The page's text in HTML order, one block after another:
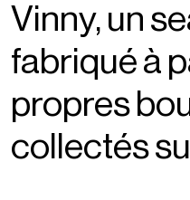
Actualités
Documents
FAQ
Vinny, un
fabriqué à
propres
collectés